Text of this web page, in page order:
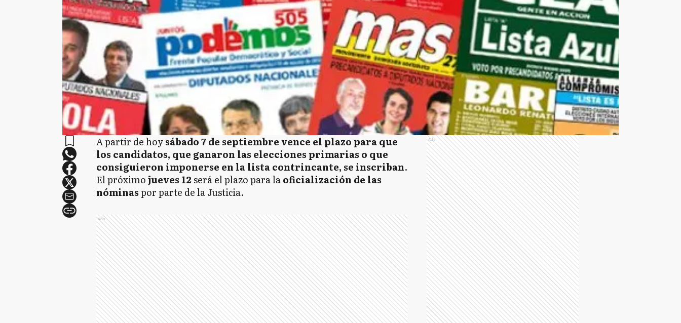
A partir de hoysábado 7 de septiembre vence el plazo para que
los candidatos, que ganaron las elecciones primarias o que
consiguieron imponerse en la lista contrincante, se inscriban.
El próximojueves 12será el plazo para laoficialización de las
nóminaspor parte de la Justicia.
Ads
Ads